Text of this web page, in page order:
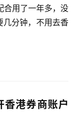
合用了一年多，没
几分钟，不用去香
港券商账户